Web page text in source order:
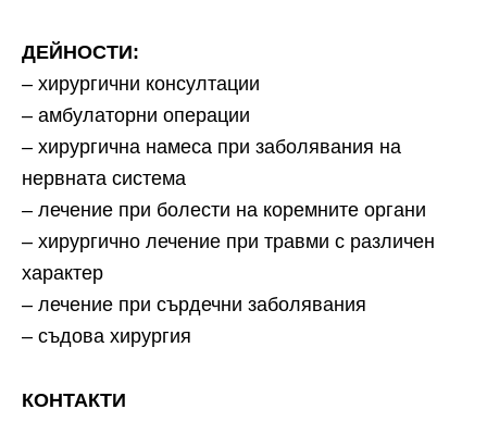
ДЕЙНОСТИ:
– хирургични консултации
– амбулаторни операции
– хирургична намеса при заболявания на
нервната система
– лечение при болести на коремните органи
– хирургично лечение при травми с различен
характер
– лечение при сърдечни заболявания
– съдова хирургия
КОНТАКТИ